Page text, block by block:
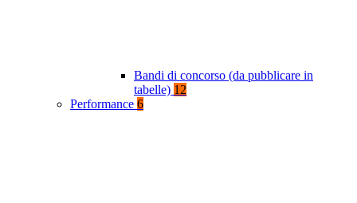
Bandi di concorso (da pubblicare in
tabelle) 12
Performance 6